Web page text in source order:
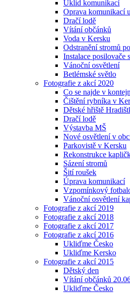
Úklid komunikací
Oprava komunikací
Dračí lodě
Vítání občánků
Voda v Kersku
Odstranění stromů
Instalace posilovače
Vánoční osvětlení
Betlémské světlo
Fotografie z akcí 2020
Co se najde v
Čištění rybníka v
Dětské hřiště
Dračí lodě
Výstavba MŠ
Nové osvětlení v
Parkovistě v Kersku
Rekonstrukce
Sázení stromů
Šití roušek
Úprava komunikací
Vzpomínkový
Vánoční osvětlení
Fotografie z akcí 2019
Fotografie z akcí 2018
Fotografie z akcí 2017
Fotografie z akcí 2016
Ukliďme Česko
Ukliďme Kersko
Fotografie z akcí 2015
Dětský den
Vítání občánků
Ukliďme Česko